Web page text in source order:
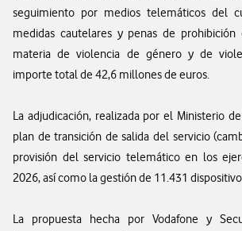
seguimiento por medios telemáticos del
medidas cautelares y penas de prohibición
materia de violencia de género y de
importe total de 42,6 millones de euros.
La adjudicación, realizada por el Ministerio
plan de transición de salida del servicio
provisión del servicio telemático en los
2026, así como la gestión de 11.431
La propuesta hecha por Vodafone y